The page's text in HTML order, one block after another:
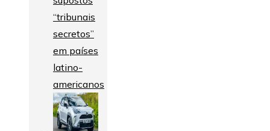
“tribunais
secretos”
em países
latino-
americanos